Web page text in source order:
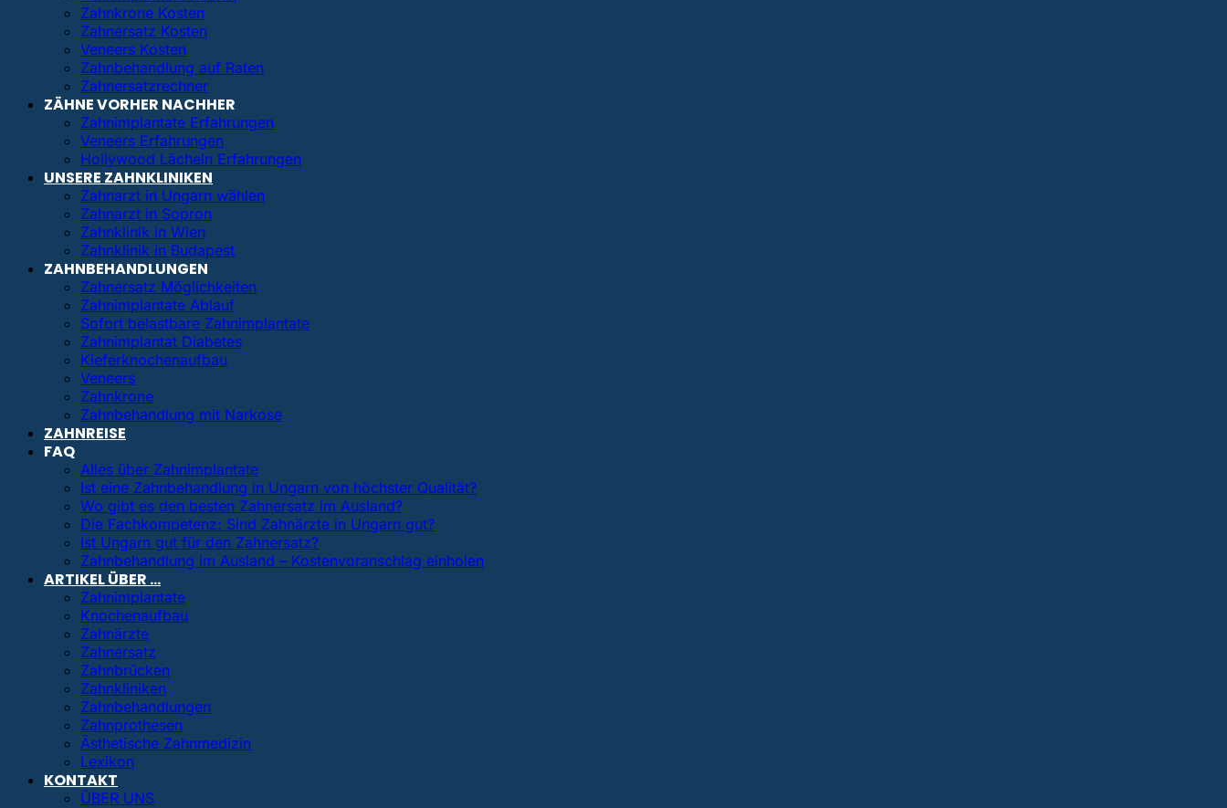
Zahnkrone Kosten
Zahnersatz Kosten
Veneers Kosten
Zahnbehandlung auf Raten
Zahnersatzrechner
ZÄHNE VORHER NACHHER
Zahnimplantate Erfahrungen
Veneers Erfahrungen
Hollywood Lächeln Erfahrungen
UNSERE ZAHNKLINIKEN
Zahnarzt in Ungarn wählen
Zahnarzt in Sopron
Zahnklinik in Wien
Zahnklinik in Budapest
ZAHNBEHANDLUNGEN
Zahnersatz Möglichkeiten
Zahnimplantate Ablauf
Sofort belastbare Zahnimplantate
Zahnimplantat Diabetes
Kieferknochenaufbau
Veneers
Zahnkrone
Zahnbehandlung mit Narkose
ZAHNREISE
FAQ
Alles über Zahnimplantate
Ist eine Zahnbehandlung in Ungarn von höchster Qualität?
Wo gibt es den besten Zahnersatz im Ausland?
Die Fachkompetenz: Sind Zahnärzte in Ungarn gut?
Ist Ungarn gut für den Zahnersatz?
Zahnbehandlung im Ausland – Kostenvoranschlag einholen
ARTIKEL ÜBER …
Zahnimplantate
Knochenaufbau
Zahnärzte
Zahnersatz
Zahnbrücken
Zahnkliniken
Zahnbehandlungen
Zahnprothesen
Ästhetische Zahnmedizin
Lexikon
KONTAKT
ÜBER UNS